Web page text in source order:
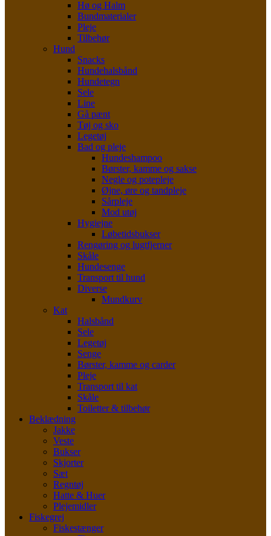
Hø og Halm
Bundmaterialer
Pleje
Tilbehør
Hund
Snacks
Hundehalsbånd
Hundetegn
Sele
Line
Gå pænt
Tøj og sko
Legetøj
Bad og pleje
Hundeshampoo
Børster, kamme og sakse
Negle og potepleje
Øjne, øre og tandpleje
Sårpleje
Mod utøj
Hygiejne
Løbetidsbukser
Rengøring og lugtfjerner
Skåle
Hundesenge
Transport til hund
Diverse
Mundkurv
Kat
Halsbånd
Sele
Legetøj
Senge
Børster, kamme og carder
Pleje
Transport til kat
Skåle
Toiletter & tilbehør
Beklædning
Jakke
Veste
Bukser
Skjorter
Sæt
Regntøj
Hatte & Huer
Plejemidler
Fiskegrej
Fiskestænger